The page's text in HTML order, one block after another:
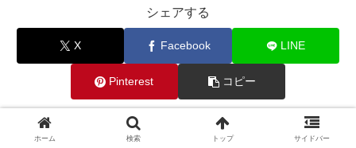
シェアする
X Facebook LINE
Pinterest コピー
kurashi01
ホーム 検索 トップ サイドバー